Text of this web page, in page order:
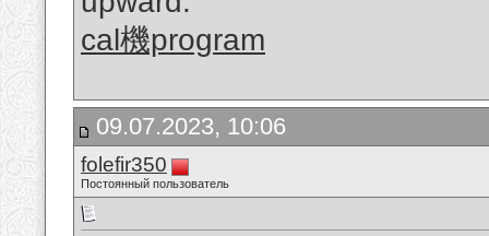
cal機program
09.07.2023, 10:06
folefir350
Постоянный пользователь